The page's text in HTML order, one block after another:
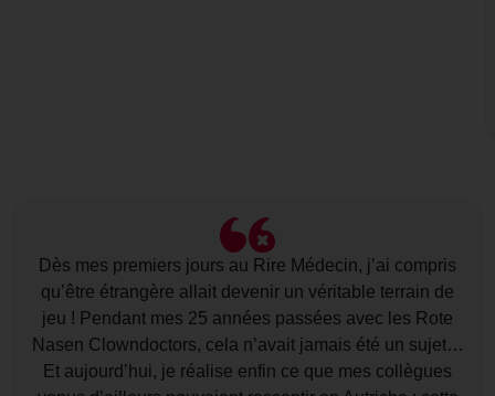
Dès mes premiers jours au Rire Médecin, j’ai compris
qu’être étrangère allait devenir un véritable terrain de
jeu ! Pendant mes 25 années passées avec les Rote
Nasen Clowndoctors, cela n’avait jamais été un sujet…
Et aujourd’hui, je réalise enfin ce que mes collègues